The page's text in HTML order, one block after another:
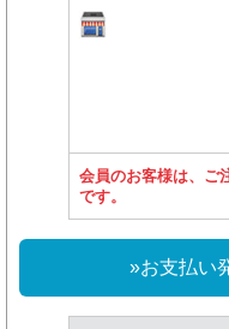
会員のお客様は、ご
です。
»お支払い